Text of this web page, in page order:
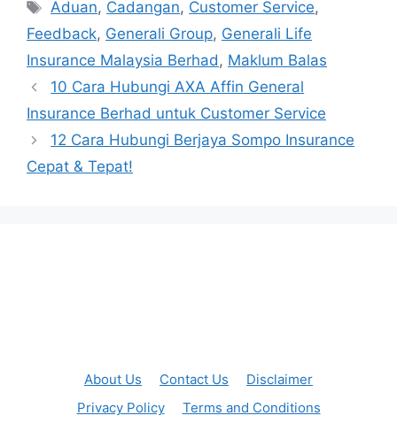
Tags
Aduan, Cadangan, Customer Service,
Feedback, Generali Group, Generali Life
Insurance Malaysia Berhad, Maklum Balas
10 Cara Hubungi AXA Affin General
Insurance Berhad untuk Customer Service
12 Cara Hubungi Berjaya Sompo Insurance
Cepat & Tepat!
About Us Contact Us
Disclaimer
Privacy Policy
Terms and Conditions